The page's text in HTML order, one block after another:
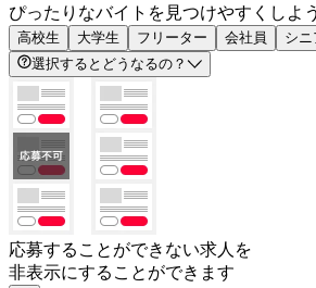
ぴったりなバイトを見つけやすくしよ
高校生 大学生 フリーター 会社員 シニ
選択するとどうなるの？
応募することができない求人を
非表示にすることができます